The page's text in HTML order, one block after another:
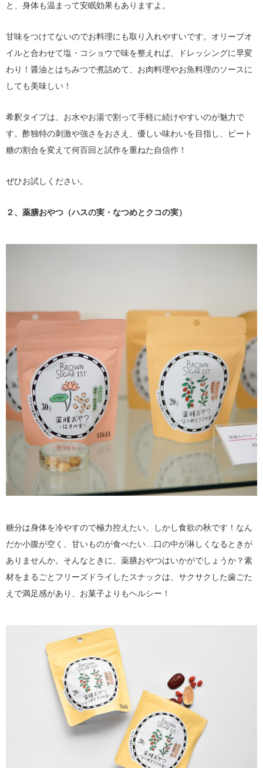
と、身体も温まって安眠効果もありますよ。
甘味をつけてないのでお料理にも取り入れやすいです。オリーブオ
イルと合わせて塩・コショウで味を整えれば、ドレッシングに早変
わり！醤油とはちみつで煮詰めて、お肉料理やお魚料理のソースに
しても美味しい！
希釈タイプは、お水やお湯で割って手軽に続けやすいのが魅力で
す。酢独特の刺激や強さをおさえ、優しい味わいを目指し、ビート
糖の割合を変えて何百回と試作を重ねた自信作！
ぜひお試しください。
２、薬膳おやつ（ハスの実・なつめとクコの実）
糖分は身体を冷やすので極力控えたい。しかし食欲の秋です！なん
だか小腹が空く、甘いものが食べたい…口の中が淋しくなるときが
ありませんか。そんなときに、薬膳おやつはいかがでしょうか？素
材をまるごとフリーズドライしたスナックは、サクサクした歯ごた
えで満足感があり、お菓子よりもヘルシー！